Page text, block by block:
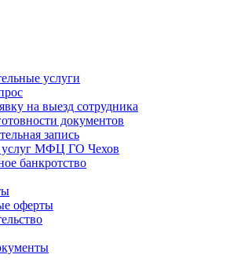
услуги
на выезд сотрудника
документов
запись
услуг МФЦ ГО Чехов
банкротство
оферты